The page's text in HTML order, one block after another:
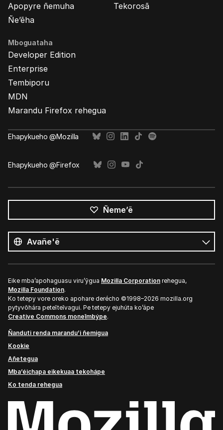
Apopyre ñemuha
Ñe’ẽha
Tekorosã
Mboguataha
Developer Edition
Enterprise
Tembiporu
MDN
Marandu Firefox rehegua
Ehapykueho @Mozilla
Ehapykueho @Firefox
Ñeme’ẽ
ñe’ẽ
Ñe’ẽ
Eike mba’apohaguasu viru’ỹgua Mozilla Corporation rehegua,
Mozilla Foundation.
Ko tetepy vore oreko apohare derécho ©1998–2026 mozilla.org
pytyvõhára peteĩteĩvagui. Pe tetepy ejuhúta ko’ápe
Creative Commons moneĩmbýpe.
Ñanduti renda marandu’i ñemigua
Kookie
Añetegua
Mba’éichapa eikekuaa tekohápe
Ko tenda rehegua